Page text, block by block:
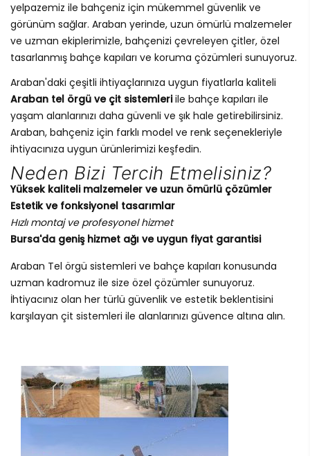
yelpazemiz ile bahçeniz için mükemmel güvenlik ve
görünüm sağlar. Araban yerinde, uzun ömürlü malzemeler
ve uzman ekiplerimizle, bahçenizi çevreleyen çitler, özel
tasarlanmış bahçe kapıları ve koruma çözümleri sunuyoruz.
Araban'daki çeşitli ihtiyaçlarınıza uygun fiyatlarla kaliteli
Araban tel örgü ve çit sistemleriile bahçe kapıları ile
yaşam alanlarınızı daha güvenli ve şık hale getirebilirsiniz.
Araban, bahçeniz için farklı model ve renk seçenekleriyle
ihtiyacınıza uygun ürünlerimizi keşfedin.
Neden Bizi Tercih Etmelisiniz?
Yüksek kaliteli malzemeler ve uzun ömürlü çözümler
Estetik ve fonksiyonel tasarımlar
Hızlı montaj ve profesyonel hizmet
Bursa'da geniş hizmet ağı ve uygun fiyat garantisi
Araban Tel örgü sistemleri ve bahçe kapıları konusunda
uzman kadromuz ile size özel çözümler sunuyoruz.
İhtiyacınız olan her türlü güvenlik ve estetik beklentisini
karşılayan çit sistemleri ile alanlarınızı güvence altına alın.